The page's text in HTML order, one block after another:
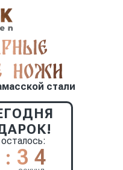
стали